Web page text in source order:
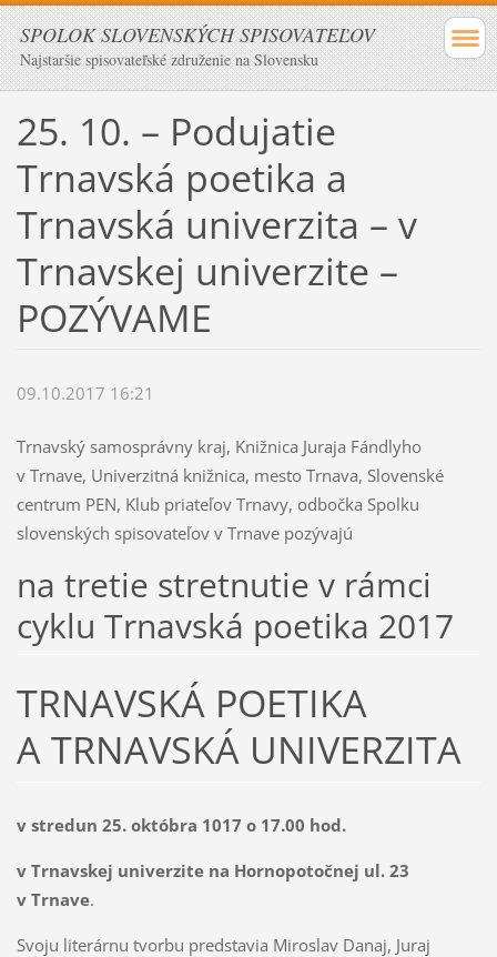
SPOLOK SLOVENSKÝCH SPISOVATEĽOV
Najstaršie spisovateľské združenie na Slovensku
25. 10. – Podujatie
Trnavská poetika a
Trnavská univerzita – v
Trnavskej univerzite –
POZÝVAME
09.10.2017 16:21
Trnavský samosprávny kraj, Knižnica Juraja Fándlyho
v Trnave, Univerzitná knižnica, mesto Trnava, Slovenské
centrum PEN, Klub priateľov Trnavy, odbočka Spolku
slovenských spisovateľov v Trnave pozývajú
na tretie stretnutie v rámci
cyklu Trnavská poetika 2017
TRNAVSKÁ POETIKA
A TRNAVSKÁ UNIVERZITA
v stredun 25. októbra 1017 o 17.00 hod.
v Trnavskej univerzite na Hornopotočnej ul. 23
v Trnave.
Svoju literárnu tvorbu predstavia Miroslav Danaj, Juraj